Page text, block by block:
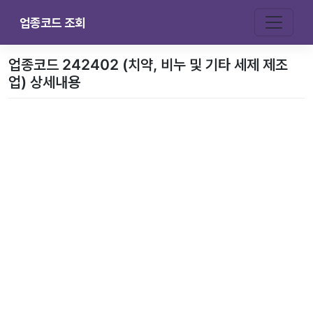
업종코드 조회
업종코드 242402 (치약, 비누 및 기타 세제 제조
업) 상세내용